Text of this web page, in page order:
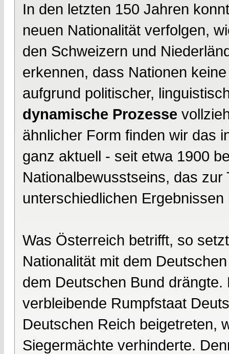
In den letzten 150 Jahren
neuen Nationalität verfolgen,
den Schweizern und
erkennen, dass Nationen
aufgrund politischer,
dynamische Prozesse
ähnlicher Form finden wir das
ganz aktuell - seit etwa 1900
Nationalbewusstseins, das
unterschiedlichen
Was Österreich betrifft, so
Nationalität mit dem
dem Deutschen Bund
verbleibende Rumpfstaat
Deutschen Reich beigetreten,
Siegermächte verhinderte.